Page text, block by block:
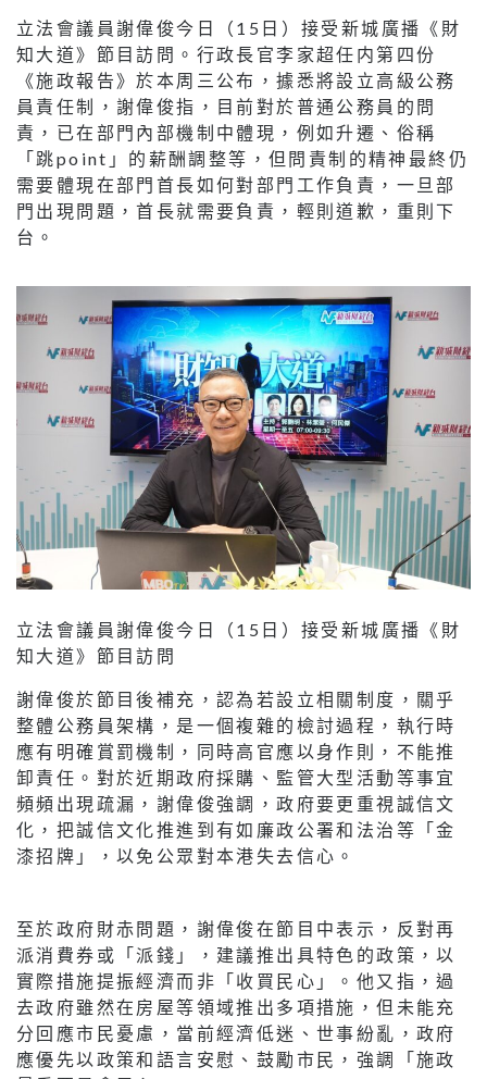
立法會議員謝偉俊今日（15日）接受新城廣播《財
知大道》節目訪問。行政長官李家超任内第四份
《施政報告》於本周三公布，據悉將設立高級公務
員責任制，謝偉俊指，目前對於普通公務員的問
責，已在部門內部機制中體現，例如升遷、俗稱
「跳point」的薪酬調整等，但問責制的精神最終仍
需要體現在部門首長如何對部門工作負責，一旦部
門出現問題，首長就需要負責，輕則道歉，重則下
台。
立法會議員謝偉俊今日（15日）接受新城廣播《財
知大道》節目訪問
謝偉俊於節目後補充，認為若設立相關制度，關乎
整體公務員架構，是一個複雜的檢討過程，執行時
應有明確賞罰機制，同時高官應以身作則，不能推
卸責任。對於近期政府採購、監管大型活動等事宜
頻頻出現疏漏，謝偉俊強調，政府要更重視誠信文
化，把誠信文化推進到有如廉政公署和法治等「金
漆招牌」，以免公眾對本港失去信心。
至於政府財赤問題，謝偉俊在節目中表示，反對再
派消費券或「派錢」，建議推出具特色的政策，以
實際措施提振經濟而非「收買民心」。他又指，過
去政府雖然在房屋等領域推出多項措施，但未能充
分回應市民憂慮，當前經濟低迷、世事紛亂，政府
應優先以政策和語言安慰、鼓勵市民，強調「施政